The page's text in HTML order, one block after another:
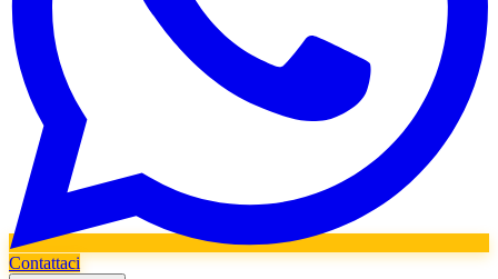
Contattaci